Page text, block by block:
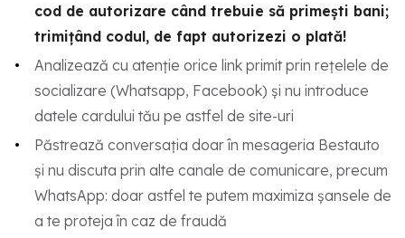
cod de autorizare când trebuie să primești bani;
trimițând codul, de fapt autorizezi o plată!
Analizează cu atenție orice link primit prin rețelele de
socializare (Whatsapp, Facebook) și nu introduce
datele cardului tău pe astfel de site-uri
Păstrează conversația doar în mesageria Bestauto
și nu discuta prin alte canale de comunicare, precum
WhatsApp: doar astfel te putem maximiza șansele de
a te proteja în caz de fraudă